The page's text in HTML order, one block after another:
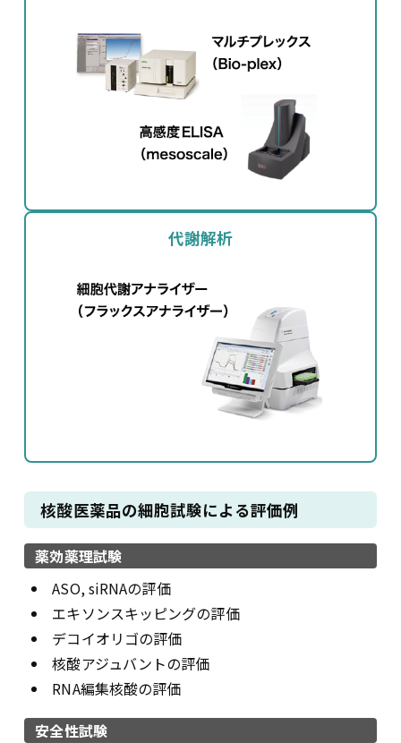
代謝解析
核酸医薬品の細胞試験による評価例
薬効薬理試験
ASO, siRNAの評価
エキソンスキッピングの評価
デコイオリゴの評価
核酸アジュバントの評価
RNA編集核酸の評価
安全性試験